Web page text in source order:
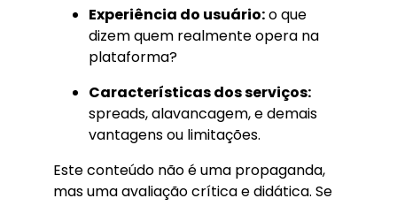
Experiência do usuário:o que
dizem quem realmente opera na
plataforma?
Características dos serviços:
spreads, alavancagem, e demais
vantagens ou limitações.
Este conteúdo não é uma propaganda,
mas uma avaliação crítica e didática. Se